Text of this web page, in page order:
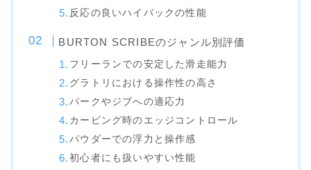
himassmania
OAKLEY
SMITH
AIRBLASTER
反応の良いハイバックの性能
BURTON SCRIBEのジャンル別評価
フリーランでの安定した滑走能力
グラトリにおける操作性の高さ
パークやジブへの適応力
カービング時のエッジコントロール
パウダーでの浮力と操作感
初心者にも扱いやすい性能